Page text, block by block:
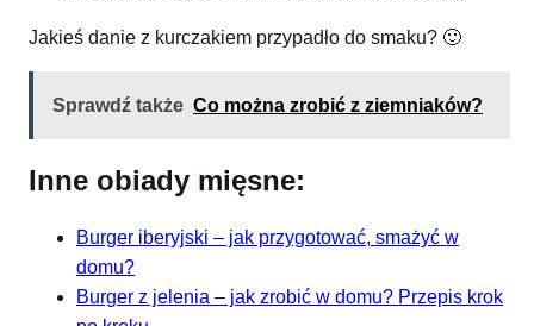
Jakieś danie z kurczakiem przypadło do smaku? 🙂
Sprawdź także Co można zrobić z ziemniaków?
Inne obiady mięsne:
Burger iberyjski – jak przygotować, smażyć w
domu?
Burger z jelenia – jak zrobić w domu? Przepis krok